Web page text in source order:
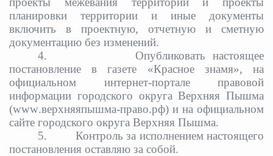
планировки территории и иные документы
включить в проектную, отчетную и сметную
документацию без изменений.
4.
Опубликовать настоящее
постановление в газете «Красное знамя», на
официальном интернет-портале правовой
информации городского округа Верхняя Пышма
(www.верхняяпышма-право.рф) и на официальном
сайте городского округа Верхняя Пышма.
5.
Контроль за исполнением настоящего
постановления оставляю за собой.